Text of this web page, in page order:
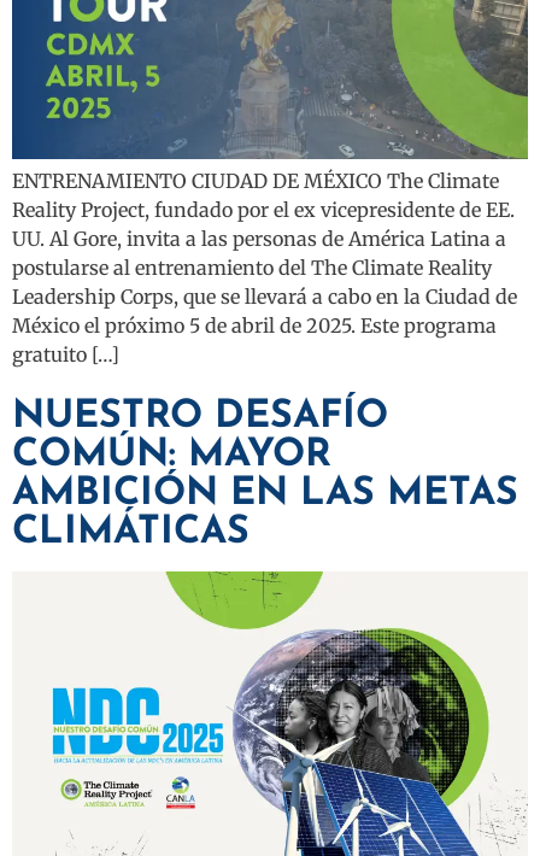
ENTRENAMIENTO CIUDAD DE MÉXICO The Climate
Reality Project, fundado por el ex vicepresidente de EE.
UU. Al Gore, invita a las personas de América Latina a
postularse al entrenamiento del The Climate Reality
Leadership Corps, que se llevará a cabo en la Ciudad de
México el próximo 5 de abril de 2025. Este programa
gratuito […]
NUESTRO DESAFÍO
COMÚN: MAYOR
AMBICIÓN EN LAS METAS
CLIMÁTICAS